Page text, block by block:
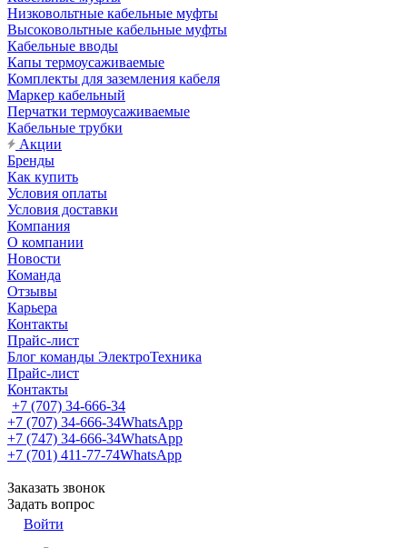
Низковольтные кабельные муфты
Высоковольтные кабельные муфты
Кабельные вводы
Капы термоусаживаемые
Комплекты для заземления кабеля
Маркер кабельный
Перчатки термоусаживаемые
Кабельные трубки
Акции
Бренды
Как купить
Условия оплаты
Условия доставки
Компания
О компании
Новости
Команда
Отзывы
Карьера
Контакты
Прайс-лист
Блог команды ЭлектроТехника
Прайс-лист
Контакты
+7 (707) 34-666-34
+7 (707) 34-666-34WhatsApp
+7 (747) 34-666-34WhatsApp
+7 (701) 411-77-74WhatsApp
Заказать звонок
Задать вопрос
Войти